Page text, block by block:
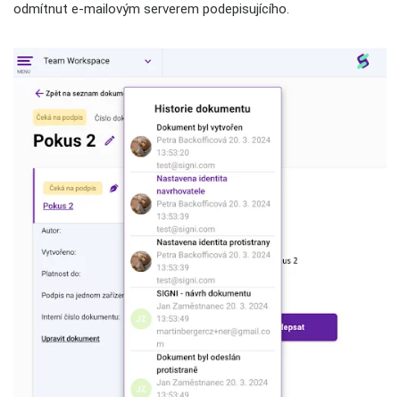
odmítnut e-mailovým serverem podepisujícího.